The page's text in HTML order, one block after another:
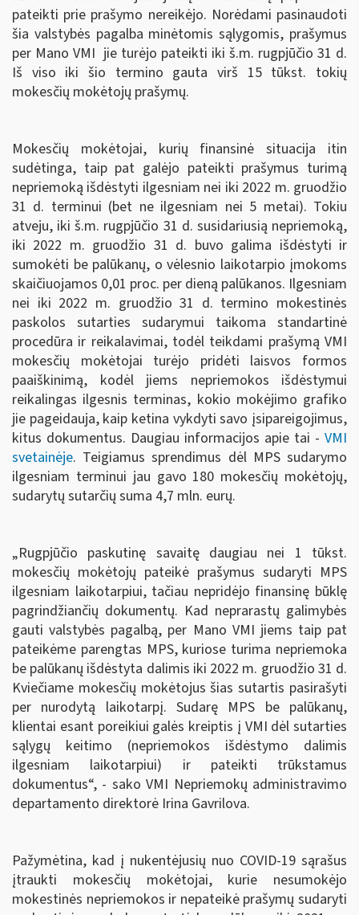
pateikti prie prašymo nereikėjo. Norėdami pasinaudoti
šia valstybės pagalba minėtomis sąlygomis, prašymus
per Mano VMI jie turėjo pateikti iki š.m. rugpjūčio 31 d.
Iš viso iki šio termino gauta virš 15 tūkst. tokių
mokesčių mokėtojų prašymų.
Mokesčių mokėtojai, kurių finansinė situacija itin
sudėtinga, taip pat galėjo pateikti prašymus turimą
nepriemoką išdėstyti ilgesniam nei iki 2022 m. gruodžio
31 d. terminui (bet ne ilgesniam nei 5 metai). Tokiu
atveju, iki š.m. rugpjūčio 31 d. susidariusią nepriemoką,
iki 2022 m. gruodžio 31 d. buvo galima išdėstyti ir
sumokėti be palūkanų, o vėlesnio laikotarpio įmokoms
skaičiuojamos 0,01 proc. per dieną palūkanos. Ilgesniam
nei iki 2022 m. gruodžio 31 d. termino mokestinės
paskolos sutarties sudarymui taikoma standartinė
procedūra ir reikalavimai, todėl teikdami prašymą VMI
mokesčių mokėtojai turėjo pridėti laisvos formos
paaiškinimą, kodėl jiems nepriemokos išdėstymui
reikalingas ilgesnis terminas, kokio mokėjimo grafiko
jie pageidauja, kaip ketina vykdyti savo įsipareigojimus,
kitus dokumentus. Daugiau informacijos apie tai - VMI
svetainėje. Teigiamus sprendimus dėl MPS sudarymo
ilgesniam terminui jau gavo 180 mokesčių mokėtojų,
sudarytų sutarčių suma 4,7 mln. eurų.
„Rugpjūčio paskutinę savaitę daugiau nei 1 tūkst.
mokesčių mokėtojų pateikė prašymus sudaryti MPS
ilgesniam laikotarpiui, tačiau nepridėjo finansinę būklę
pagrindžiančių dokumentų. Kad neprarastų galimybės
gauti valstybės pagalbą, per Mano VMI jiems taip pat
pateikėme parengtas MPS, kuriose turima nepriemoka
be palūkanų išdėstyta dalimis iki 2022 m. gruodžio 31 d.
Kviečiame mokesčių mokėtojus šias sutartis pasirašyti
per nurodytą laikotarpį. Sudarę MPS be palūkanų,
klientai esant poreikiui galės kreiptis į VMI dėl sutarties
sąlygų keitimo (nepriemokos išdėstymo dalimis
ilgesniam laikotarpiui) ir pateikti trūkstamus
dokumentus“, - sako VMI Nepriemokų administravimo
departamento direktorė Irina Gavrilova.
Pažymėtina, kad į nukentėjusių nuo COVID-19 sąrašus
įtraukti mokesčių mokėtojai, kurie nesumokėjo
mokestinės nepriemokos ir nepateikė prašymų sudaryti